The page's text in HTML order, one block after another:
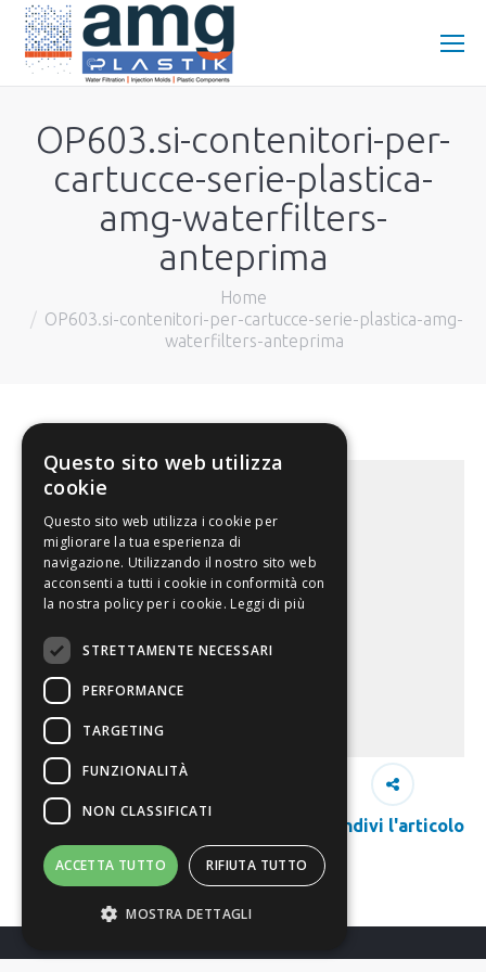
OP603.si-contenitori-per-
cartucce-serie-plastica-
amg-waterfilters-
anteprima
Home
OP603.si-contenitori-per-cartucce-serie-plastica-amg-
waterfilters-anteprima
Condivi l'articolo
Questo sito web utilizza
cookie
Questo sito web utilizza i cookie per
migliorare la tua esperienza di
navigazione. Utilizzando il nostro sito web
acconsenti a tutti i cookie in conformità con
la nostra policy per i cookie. Leggi di più
STRETTAMENTE NECESSARI
PERFORMANCE
TARGETING
FUNZIONALITÀ
NON CLASSIFICATI
ACCETTA TUTTO RIFIUTA TUTTO
MOSTRA DETTAGLI